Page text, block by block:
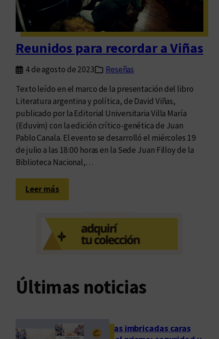
Reunidos para recordar a Viñas
4 de agosto de 2023
Reseñas
Texto leído en el marco de la presentación del libro
Literatura argentina y política, de David Viñas,
publicado por la Editorial Universitaria Villa María
(Eduvim) con la edición crítico-genética de Juan
Pablo Canala. El evento se desarrolló el miércoles 19
de julio a las 18:00 horas en la Sede Juan Filloy de la
Biblioteca Nacional,…
Leer más:
R
n
i
s
r
a
Últimas noticias
Las imbricadas caras